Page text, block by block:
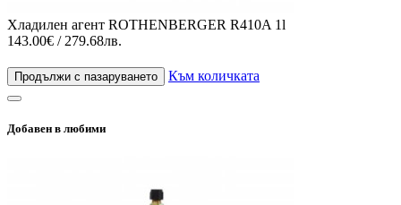
Хладилен агент ROTHENBERGER R410A 1l
143.00€ / 279.68лв.
Продължи с пазаруването Към количката
Добавен в любими